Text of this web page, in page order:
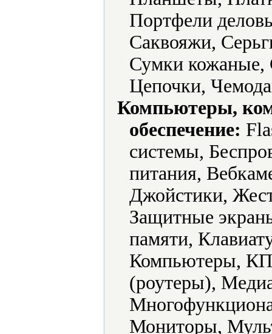
Портфели
Саквояжи,
Сумки кожаные,
Цепочки,
Компьютеры,
обеспечение:
системы,
питания,
Джойстики,
Защитные
памяти,
Компьютеры,
(роутеры),
Мониторы,